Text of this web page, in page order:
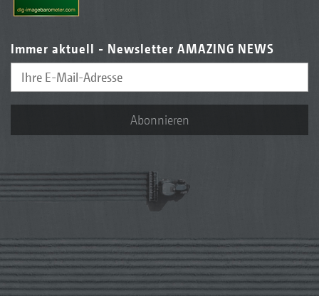
Immer aktuell - Newsletter AMAZING NEWS
Abonnieren